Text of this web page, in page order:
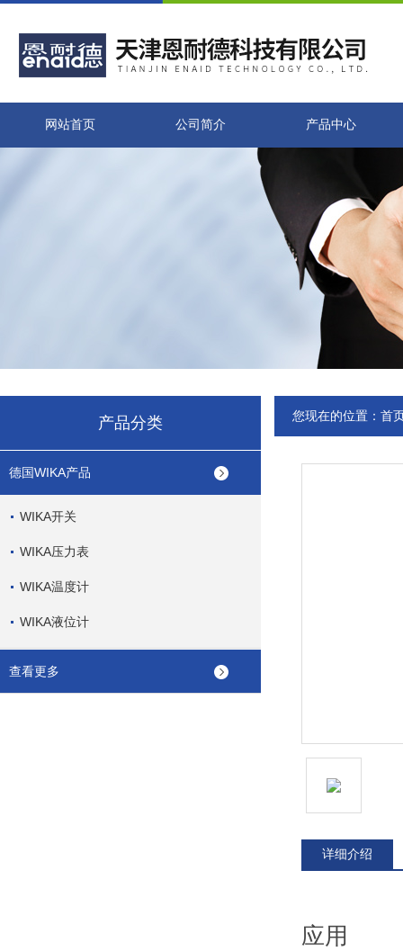
网站首页 公司简介 产品中心
产品分类
德国WIKA产品
WIKA开关
WIKA压力表
WIKA温度计
WIKA液位计
查看更多
您现在的位置： 首
详细介绍
应用